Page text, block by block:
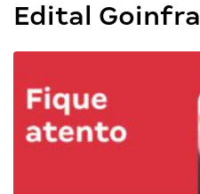
Edital Goinfra